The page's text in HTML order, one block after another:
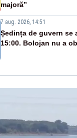
majoră”
7 aug. 2026, 14:51
Ședința de guvern se
15:00. Bolojan nu a